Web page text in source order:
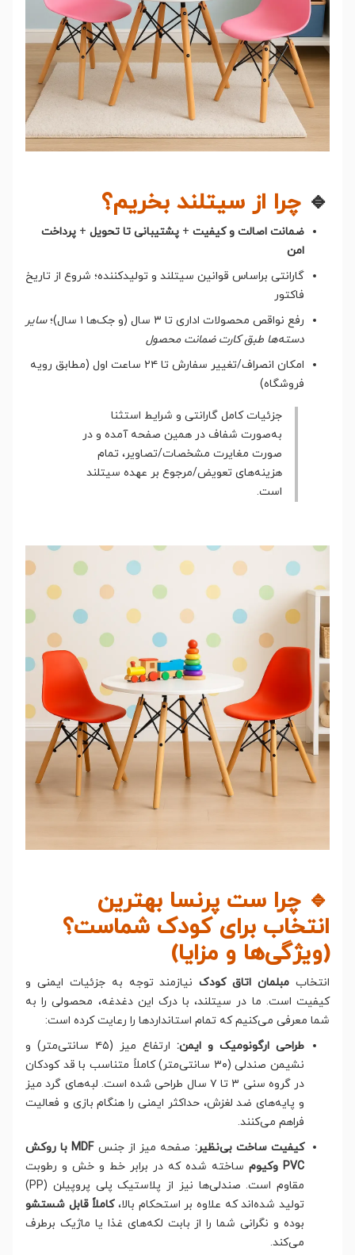
🔹چرا از سیتلند بخریم؟
ضمانت اصالت و کیفیت + پشتیبانی تا تحویل + پرداخت
امن
گارانتی براساس قوانین سیتلند و تولیدکننده؛ شروع از تاریخ
فاکتور
رفع نواقص محصولات اداری تا ۳ سال (و جک‌ها ۱ سال)؛
سایر
دسته‌ها طبق کارت ضمانت محصول
امکان انصراف/تغییر سفارش تا ۲۴ ساعت اول (مطابق رویه
فروشگاه)
جزئیات کامل گارانتی و شرایط استثنا
به‌صورت شفاف در همین صفحه آمده و در
صورت مغایرت مشخصات/تصاویر، تمام
هزینه‌های تعویض/مرجوع بر عهده سیتلند
است.
🔹 چرا ست پرنسا بهترین
انتخاب برای کودک شماست؟
(ویژگی‌ها و مزایا)
انتخاب مبلمان اتاق کودکنیازمند توجه به جزئیات ایمنی و
کیفیت است. ما در سیتلند، با درک این دغدغه، محصولی را به
شما معرفی می‌کنیم که تمام استانداردها را رعایت کرده است:
طراحی ارگونومیک و ایمن:
ارتفاع میز (۴۵ سانتی‌متر) و
نشیمن صندلی (۳۰ سانتی‌متر) کاملاً متناسب با قد کودکان
در گروه سنی ۳ تا ۷ سال طراحی شده است. لبه‌های گرد میز
و پایه‌های ضد لغزش، حداکثر ایمنی را هنگام بازی و فعالیت
فراهم می‌کنند.
کیفیت ساخت بی‌نظیر: صفحه میز از جنس
MDF با روکش
PVC وکیوم
ساخته شده که در برابر خط و خش و رطوبت
مقاوم است. صندلی‌ها نیز از پلاستیک پلی پروپیلن (PP)
تولید شده‌اند که علاوه بر استحکام بالا،کاملاً قابل شستشو
بوده و نگرانی شما را از بابت لکه‌های غذا یا ماژیک برطرف
می‌کند.